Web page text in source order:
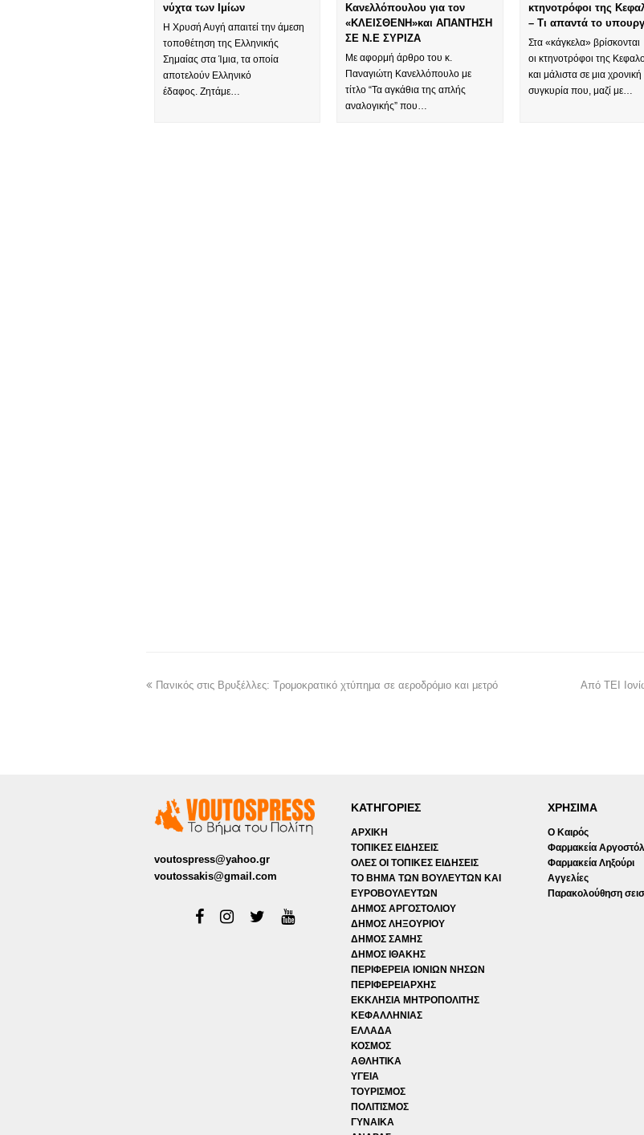
νύχτα των Ιμίων
Η Χρυσή Αυγή απαιτεί την άμεση
τοποθέτηση της Ελληνικής
Σημαίας στα Ίμια, τα οποία
αποτελούν Ελληνικό
έδαφος. Ζητάμε…
Κανελλόπουλου για τον
«ΚΛΕΙΣΘΕΝΗ»και ΑΠΑΝΤΗΣΗ
ΣΕ Ν.Ε ΣΥΡΙΖΑ
Με αφορμή άρθρο του κ.
Παναγιώτη Κανελλόπουλο με
τίτλο “Τα αγκάθια της απλής
αναλογικής” που…
κτηνοτρόφοι της
– Τι απαντά το
Στα «κάγκελα» βρίσκονται
οι κτηνοτρόφοι της
και μάλιστα σε μια χρονική
συγκυρία που, μαζί με…
Πανικός στις Βρυξέλλες: Τρομοκρατικό χτύπημα σε αεροδρόμιο και μετρό
Από ΤΕΙ
voutospress@yahoo.gr
voutossakis@gmail.com
ΚΑΤΗΓΟΡΙΕΣ
ΑΡΧΙΚΗ
ΤΟΠΙΚΕΣ ΕΙΔΗΣΕΙΣ
ΟΛΕΣ ΟΙ ΤΟΠΙΚΕΣ ΕΙΔΗΣΕΙΣ
ΤΟ ΒΗΜΑ ΤΩΝ ΒΟΥΛΕΥΤΩΝ ΚΑΙ
ΕΥΡΟΒΟΥΛΕΥΤΩΝ
ΔΗΜΟΣ ΑΡΓΟΣΤΟΛΙΟΥ
ΔΗΜΟΣ ΛΗΞΟΥΡΙΟΥ
ΔΗΜΟΣ ΣΑΜΗΣ
ΔΗΜΟΣ ΙΘΑΚΗΣ
ΠΕΡΙΦΕΡΕΙΑ ΙΟΝΙΩΝ ΝΗΣΩΝ
ΠΕΡΙΦΕΡΕΙΑΡΧΗΣ
ΕΚΚΛΗΣΙΑ ΜΗΤΡΟΠΟΛΙΤΗΣ
ΚΕΦΑΛΛΗΝΙΑΣ
ΕΛΛΑΔΑ
ΚΟΣΜΟΣ
ΑΘΛΗΤΙΚΑ
ΥΓΕΙΑ
ΤΟΥΡΙΣΜΟΣ
ΠΟΛΙΤΙΣΜΟΣ
ΓΥΝΑΙΚΑ
ΧΡΗΣΙΜΑ
Ο Καιρός
Φαρμακεία
Φαρμακεία Ληξούρι
Αγγελίες
Παρακολούθηση